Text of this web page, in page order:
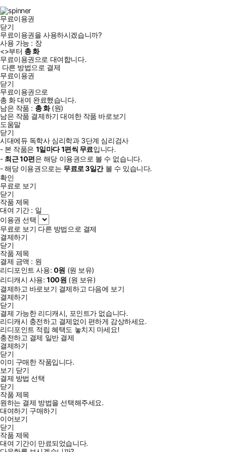
본 교재는 독학사 시험을 준비하는 수험생들이 단기간에 효과적인
학습을 할 수 있도록 다음과 같이 구성하였습니다.
ㆍ빨리보는 간단한 키워드
요점을 정리한 ‘빨리보는 간단한 키워드’로 전반적인 내용을 한눈에
파악할 수 있도록 하였습니다.
ㆍ핵심이론
2022년 시험부터 적용된 개정 평가영역을 바탕으로, 시험에 출제
될 수 있는 내용을 분석하여 ‘핵심이론’으로 구성하였습니다.
ㆍ실전예상문제
해당 영역에 맞는 출제 포인트를 분석하여 구성한 ‘실전예상문제’를
수록하였습니다.
ㆍ최종모의고사
마무리 점검을 위해 출제 경향을 반영한 ‘최종모의고사(총 2회분)’를
수록하였습니다.
무료이용권
닫기
무료이용권을 사용하시겠습니까?
사용 가능 : 장
<>부터 총화
무료이용권으로 대여합니다.
다른 방법으로 결제
무료이용권
닫기
무료이용권으로
총 화대여 완료했습니다.
남은 작품 : 총화(원)
남은 작품 결제하기 대여한 작품 바로보기
도움말
닫기
시대에듀 독학사 심리학과 3단계 심리검사
- 본 작품은 1일마다1편씩 무료입니다.
- 최근10편은 해당 이용권으로 볼 수 없습니다.
- 해당 이용권으로는 무료로3일간볼 수 있습니다.
확인
무료로 보기
닫기
작품 제목
대여 기간 : 일
이용권 선택
무료로 보기 다른 방법으로 결제
결제하기
닫기
작품 제목
결제 금액 : 원
리디포인트 사용: 0원 (원 보유)
리디캐시 사용:100원 (원 보유)
결제하고 바로보기 결제하고 다음에 보기
결제하기
닫기
결제 가능한 리디캐시, 포인트가 없습니다.
리디캐시 충전하고 결제없이 편하게 감상하세요.
리디포인트 적립 혜택도 놓치지 마세요!
충전하고 결제 일반 결제
결제하기
닫기
이미 구매한 작품입니다.
보기 닫기
결제 방법 선택
닫기
작품 제목
원하는 결제 방법을 선택해주세요.
대여하기 구매하기
이어보기
닫기
작품 제목
대여 기간이 만료되었습니다.